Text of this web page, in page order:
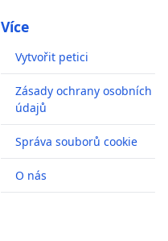
Více
Vytvořit petici
Zásady ochrany osobních
údajů
Správa souborů cookie
O nás